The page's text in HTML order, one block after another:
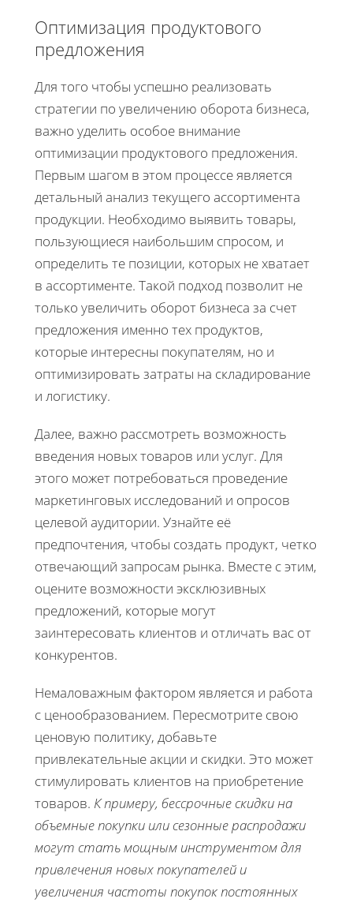
Оптимизация продуктового
предложения
Для того чтобы успешно реализовать
стратегии по увеличению оборота бизнеса,
важно уделить особое внимание
оптимизации продуктового предложения.
Первым шагом в этом процессе является
детальный анализ текущего ассортимента
продукции. Необходимо выявить товары,
пользующиеся наибольшим спросом, и
определить те позиции, которых не хватает
в ассортименте. Такой подход позволит не
только увеличить оборот бизнеса за счет
предложения именно тех продуктов,
которые интересны покупателям, но и
оптимизировать затраты на складирование
и логистику.
Далее, важно рассмотреть возможность
введения новых товаров или услуг. Для
этого может потребоваться проведение
маркетинговых исследований и опросов
целевой аудитории. Узнайте её
предпочтения, чтобы создать продукт, четко
отвечающий запросам рынка. Вместе с этим,
оцените возможности эксклюзивных
предложений, которые могут
заинтересовать клиентов и отличать вас от
конкурентов.
Немаловажным фактором является и работа
с ценообразованием. Пересмотрите свою
ценовую политику, добавьте
привлекательные акции и скидки. Это может
стимулировать клиентов на приобретение
товаров. К примеру, бессрочные скидки на
объемные покупки или сезонные распродажи
могут стать мощным инструментом для
привлечения новых покупателей и
увеличения частоты покупок постоянных